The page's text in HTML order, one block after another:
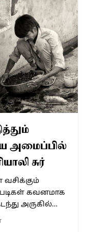
அமைப்பில்
சுர்
படிகள் கவனமாக
அருகில்…